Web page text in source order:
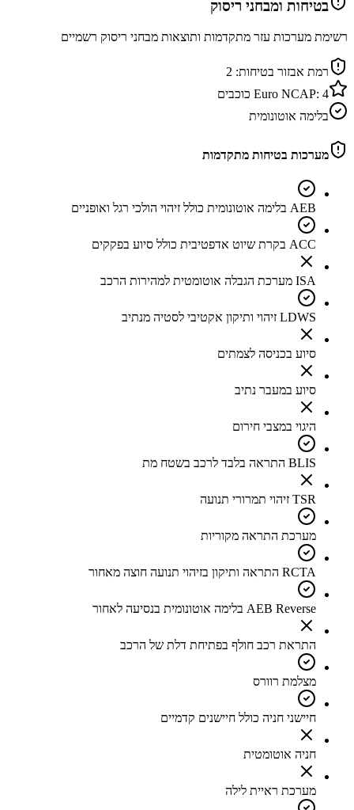
בטיחות ומבחני ריסוק
רשימת מערכות עזר מתקדמות ותוצאות מבחני ריסוק רשמיים
רמת אבזור בטיחות: 2
Euro NCAP: 4
כוכבים
בלימה אוטונומית
מערכות בטיחות מתקדמות
AEB בלימה אוטונומית כולל זיהוי הולכי רגל ואופניים
ACC בקרת שיוט אדפטיבית כולל סיוע בפקקים
ISA מערכת הגבלה אוטומטית למהירות הרכב
LDWS זיהוי ותיקון אקטיבי לסטיה מנתיב
סיוע בכניסה לצמתים
סיוע במעבר נתיב
היגוי במצבי חירום
BLIS התראה בלבד לרכב בשטח מת
TSR זיהוי תמרורי תנועה
מערכת התראה מקוריות
RCTA התראה ותיקון בזיהוי תנועה חוצה מאחור
AEB Reverse בלימה אוטונומית בנסיעה לאחור
התראת רכב חולף בפתיחת דלת של הרכב
מצלמת רוורס
חיישני חניה כולל חיישנים קדמיים
חניה אוטומטית
מערכת ראיית לילה